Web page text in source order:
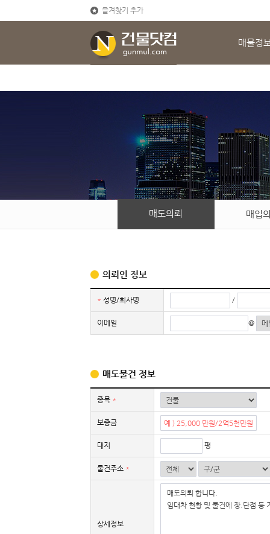
즐겨찾기 추가
매물정
매도의뢰 매입
의뢰인 정보
* 성명/회사명 /
이메일 @
매도물건 정보
종목 *
보증금
대지 평
물건주소 *
상세정보